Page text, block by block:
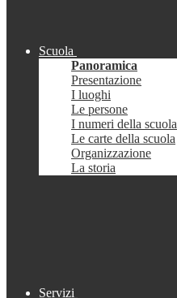
Scuola
Panoramica
Presentazione
I luoghi
Le persone
I numeri della scuola
Le carte della scuola
Organizzazione
La storia
Servizi